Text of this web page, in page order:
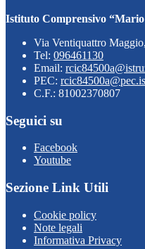
Istituto Comprensivo
Via Ventiquattro
Tel: 096461130
Email:
PEC:
C.F.: 81002370807
Seguici su
Facebook
Youtube
Sezione Link Utili
Cookie policy
Note legali
Informativa Privacy